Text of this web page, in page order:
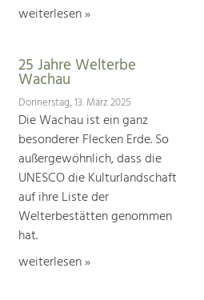
weiterlesen »
25 Jahre Welterbe
Wachau
Donnerstag, 13. März 2025
Die Wachau ist ein ganz
besonderer Flecken Erde. So
außergewöhnlich, dass die
UNESCO die Kulturlandschaft
auf ihre Liste der
Welterbestätten genommen
hat.
weiterlesen »